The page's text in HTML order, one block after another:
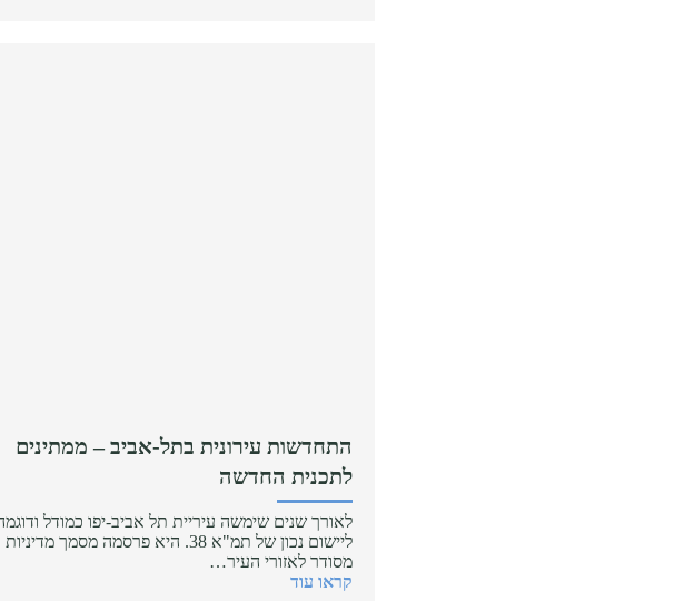
התחדשות עירונית בתל-אביב – ממתינים
לתכנית החדשה
לאורך שנים שימשה עיריית תל אביב-יפו כמודל
ליישום נכון של תמ"א 38. היא פרסמה מסמך מדיניות
מסודר לאזורי העיר…
קראו עוד